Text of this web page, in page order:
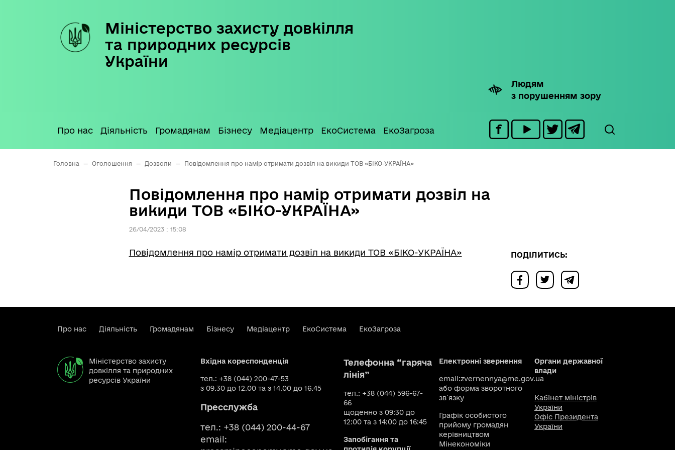
Міністерство захисту довкілля
та природних ресурсів
України
Людям
з порушенням зору
Про нас Діяльність Громадянам Бізнесу Медіацентр ЕкоСистема ЕкоЗагроза
Головна — Оголошення — Дозволи — Повідомлення про намір отримати дозвіл на викиди ТОВ «БІКО-УКРАЇНА»
Повідомлення про намір отримати дозвіл на
викиди ТОВ «БІКО-УКРАЇНА»
26/04/2023 : 15:08
Повідомлення про намір отримати дозвіл на викиди ТОВ «БІКО-УКРАЇНА» ПОДІЛИТИСЬ:
Про нас Діяльність Громадянам Бізнесу Медіацентр ЕкоСистема ЕкоЗагроза
Міністерство захисту
довкілля та природних
ресурсів України
Вхідна кореспонденція
тел.: +38 (044) 200-47-53
з 09.30 до 12.00 та з 14.00 до 16.45
Пресслужба
тел.: +38 (044) 200-44-67
email:
Телефонна “гаряча
лінія”
тел.: +38 (044) 596-67-
66
щоденно з 09:30 до
12:00 та з 14:00 до 16:45
Запобігання та
Електронні звернення
email:zvernennya@me.gov.ua
або форма зворотного
зв`язку
Графік особистого
прийому громадян
керівництвом
Мінекономіки
Органи державної
влади
Кабінет міністрів
України
Офіс Президента
України